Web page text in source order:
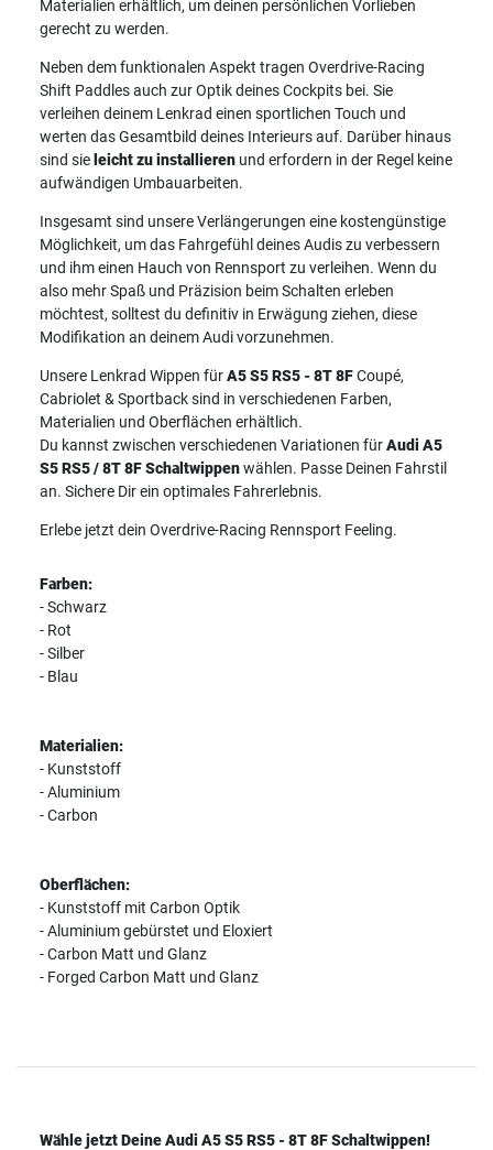
Materialien erhältlich, um deinen persönlichen Vorlieben
gerecht zu werden.
Neben dem funktionalen Aspekt tragen Overdrive-Racing
Shift Paddles auch zur Optik deines Cockpits bei. Sie
verleihen deinem Lenkrad einen sportlichen Touch und
werten das Gesamtbild deines Interieurs auf. Darüber hinaus
sind sie leicht zu installieren und erfordern in der Regel keine
aufwändigen Umbauarbeiten.
Insgesamt sind unsere Verlängerungen eine kostengünstige
Möglichkeit, um das Fahrgefühl deines Audis zu verbessern
und ihm einen Hauch von Rennsport zu verleihen. Wenn du
also mehr Spaß und Präzision beim Schalten erleben
möchtest, solltest du definitiv in Erwägung ziehen, diese
Modifikation an deinem Audi vorzunehmen.
Unsere Lenkrad Wippen fürA5 S5 RS5 - 8T 8FCoupé,
Cabriolet & Sportback sind in verschiedenen Farben,
Materialien und Oberflächen erhältlich.
Du kannst zwischen verschiedenen Variationen fürAudi A5
S5 RS5 / 8T 8F Schaltwippenwählen. Passe Deinen Fahrstil
an. Sichere Dir ein optimales Fahrerlebnis.
Erlebe jetzt dein Overdrive-Racing Rennsport Feeling.
Farben:
- Schwarz
- Rot
- Silber
- Blau
Materialien:
- Kunststoff
- Aluminium
- Carbon
Oberflächen:
- Kunststoff mit Carbon Optik
- Aluminium gebürstet und Eloxiert
- Carbon Matt und Glanz
- Forged Carbon Matt und Glanz
Wähle jetzt Deine Audi A5 S5 RS5 - 8T 8F Schaltwippen!